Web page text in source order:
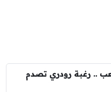
.. رغبة رودري تصدم